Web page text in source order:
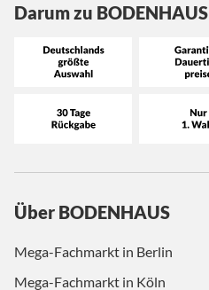
Darum zu BODENHAUS
Über BODENHAUS
Mega-Fachmarkt in Berlin
Mega-Fachmarkt in Köln